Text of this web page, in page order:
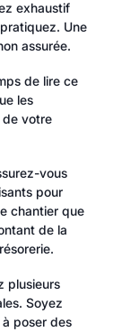
exhaustif
Une
assurée.
de lire ce
les
votre
vous
pour
chantier que
de la
plusieurs
Soyez
poser des